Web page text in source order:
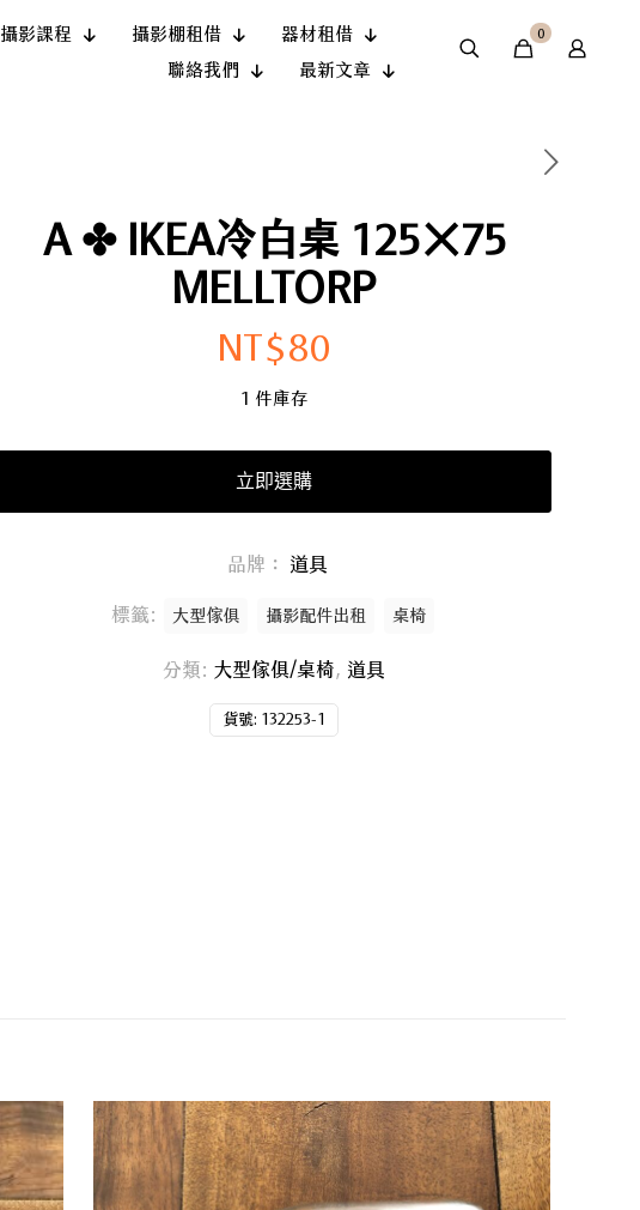
攝影課程 攝影棚租借
器材租借
聯絡我們
最新文章
0
A ✤ IKEA冷白桌 125×75
MELLTORP
NT$80
1 件庫存
立即選購
貨號: 132253-1
分類: 大型傢俱/桌椅, 道具
標籤: 大型傢俱 攝影配件出租 桌椅
品牌： 道具